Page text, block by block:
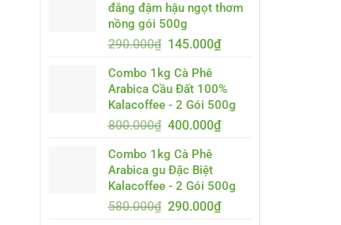
đắng đậm hậu ngọt thơm
nồng gói 500g
290.000₫ Giá
là:
290.000₫.
145.000₫Giá
là:
145.000₫.
Combo 1kg Cà Phê
Arabica Cầu Đất 100%
Kalacoffee - 2 Gói 500g
800.000₫ Giá
là:
800.000₫.
400.000₫Giá
400.000₫.
Combo 1kg Cà Phê
Arabica gu Đặc Biệt
Kalacoffee - 2 Gói 500g
580.000₫ Giá
290.000₫Giá